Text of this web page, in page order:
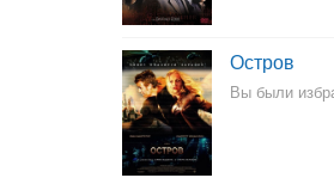
Остров
Вы были